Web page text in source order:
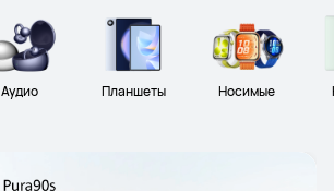
Аудио Планшеты Носимые